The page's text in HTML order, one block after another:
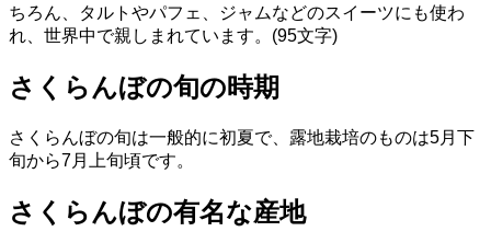
ちろん、タルトやパフェ、ジャムなどのスイーツにも使わ
れ、世界中で親しまれています。(95文字)
さくらんぼの旬の時期
さくらんぼの旬は一般的に初夏で、露地栽培のものは5月下
旬から7月上旬頃です。
さくらんぼの有名な産地